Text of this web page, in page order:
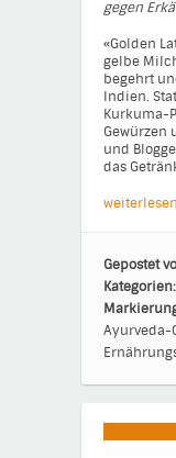
gegen
«Golden
gelbe
begehrt
Indien.
Kurkuma-
Gewürzen
und
das
Gepostet
Kategorien:
Ayurveda-